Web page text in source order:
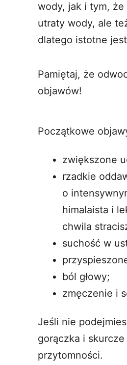
wody, jak i tym, że
utraty wody, ale
dlatego istotne
Pamiętaj, że
objawów!
Początkowe
zwiększone
rzadkie
o
himalaista i
chwila
suchość w
ból głowy;
zmęczenie i
Jeśli nie
gorączka i
przytomności.